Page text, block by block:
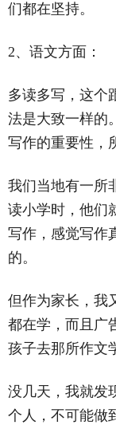
们都在坚持。
2、语文方面：
多读多写，这个
法是大致一样的
写作的重要性，
我们当地有一所
读小学时，他们
写作，感觉写作
的。
但作为家长，我
都在学，而且广
孩子去那所作文
没几天，我就发
个人，不可能做